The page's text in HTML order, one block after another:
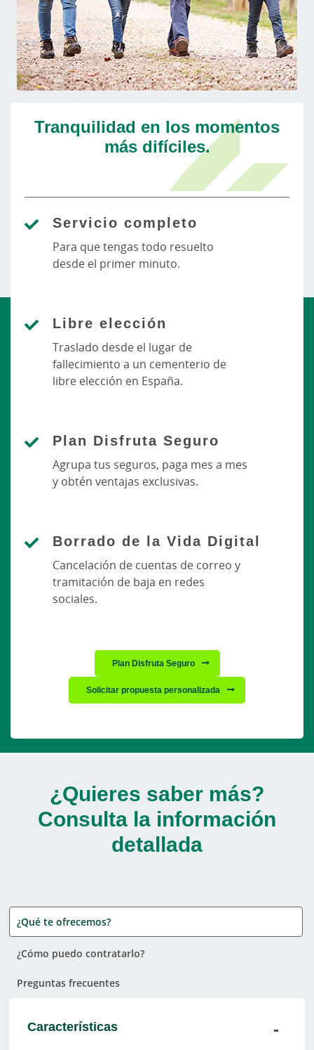
Tranquilidad en los momentos
más difíciles.
Servicio completo
Para que tengas todo resuelto
desde el primer minuto.
Libre elección
Traslado desde el lugar de
fallecimiento a un cementerio de
libre elección en España.
Plan Disfruta Seguro
Agrupa tus seguros, paga mes a mes
y obtén ventajas exclusivas.
Borrado de la Vida Digital
Cancelación de cuentas de correo y
tramitación de baja en redes
sociales.
Plan Disfruta Seguro
Solicitar propuesta personalizada
¿Quieres saber más?
Consulta la información
detallada
¿Qué te ofrecemos?
¿Cómo puedo contratarlo?
Preguntas frecuentes
Características